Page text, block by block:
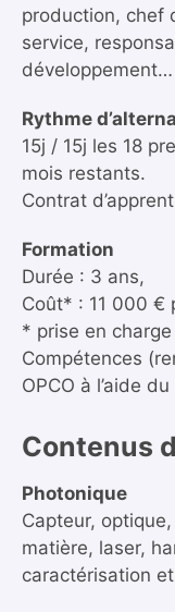
production, chef
service,
développement…
Rythme
15j / 15j les 18
mois restants.
Contrat
Formation
Durée : 3 ans,
Coût* : 11 000 €
* prise en
Compétences
OPCO à l’aide
Contenus
Photonique
Capteur,
matière, laser,
caractérisation